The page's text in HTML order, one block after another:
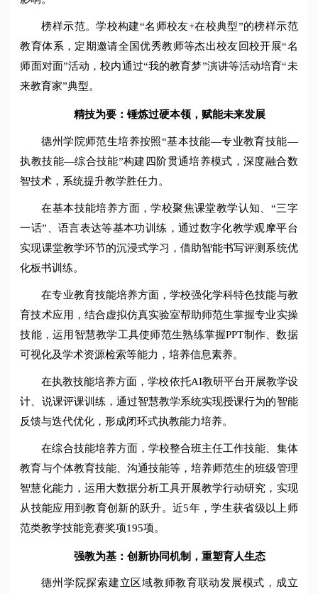
榜样示范。学校构建“名师校友+在校典型”的榜样示范
教育体系，定期邀请全国优秀教师等杰出校友回校开展“名
师面对面”活动，校内通过“我的教育梦”演讲等活动培育“未
来教育家”典型。
精技为要：锤炼过硬本领，赋能未来发展
德州学院师范生培养按照“基本技能—专业教育技能—
执教技能—综合技能”构建四阶贯通培养模式，深度融合数
智技术，系统提升教学胜任力。
在基本技能培养方面，学校聚焦课堂教学认知、“三字
一话”、语言表达等基本功训练，通过数字化教学观摩平台
实现课堂教学环节的沉浸式学习，借助智能书写评测系统优
化板书训练。
在专业教育技能培养方面，学校强化学科特色技能与教
育技术应用，结合虚拟仿真实验室帮助师范生掌握专业实操
技能，运用智慧教学工具使师范生熟练掌握PPT制作、数据
可视化及学术资源检索等能力，培养信息素养。
在执教技能培养方面，学校依托AI教研平台开展教学设
计、说课评课训练，通过智慧教学系统实现授课行为的智能
反馈与迭代优化，形成闭环式执教能力培养。
在综合技能培养方面，学校整合班主任工作技能、集体
教育与个体教育技能、沟通技能等，培养师范生的班级管理
智慧化能力，运用大数据分析工具开展教学行动研究，实现
从技能应用到教育创新的跃升。近5年，学生获省级以上师
范类教学技能竞赛奖项195项。
强教为基：创新协同机制，重塑育人生态
德州学院探索建立区域教师教育联动发展模式，成立